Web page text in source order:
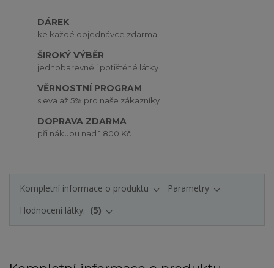
DÁREK
ke každé objednávce zdarma
ŠIROKÝ VÝBĚR
jednobarevné i potištěné látky
VĚRNOSTNÍ PROGRAM
sleva až 5% pro naše zákazníky
DOPRAVA ZDARMA
při nákupu nad 1 800 Kč
Kompletní informace o produktu
Parametry
Hodnocení látky:
5